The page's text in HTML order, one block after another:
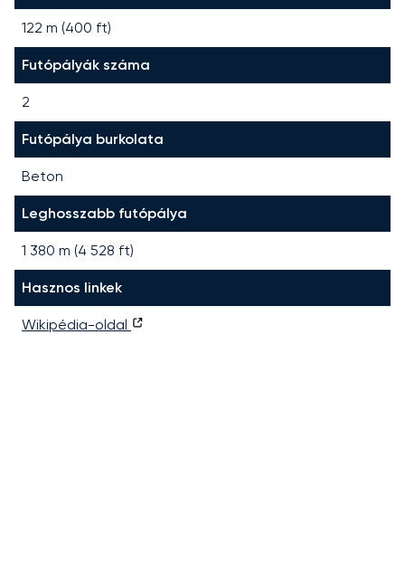
122 m (400 ft)
Futópályák száma
2
Futópálya burkolata
Beton
Leghosszabb futópálya
1 380 m (4 528 ft)
Hasznos linkek
Wikipédia-oldal